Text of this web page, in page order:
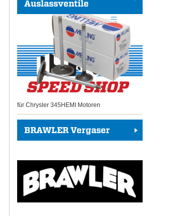
Auslassventile
für Chrysler 345HEMI Motoren
BRAWLER Vergaser